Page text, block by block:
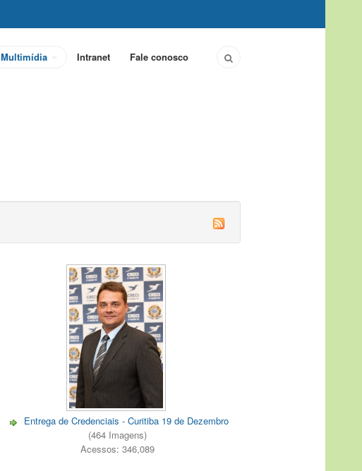
Multimídia Intranet Fale conosco
Entrega de Credenciais - Curitiba 19 de Dezembro
(464 Imagens)
Acessos: 346,089